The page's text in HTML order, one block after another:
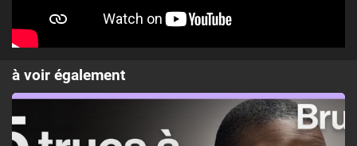
à voir également